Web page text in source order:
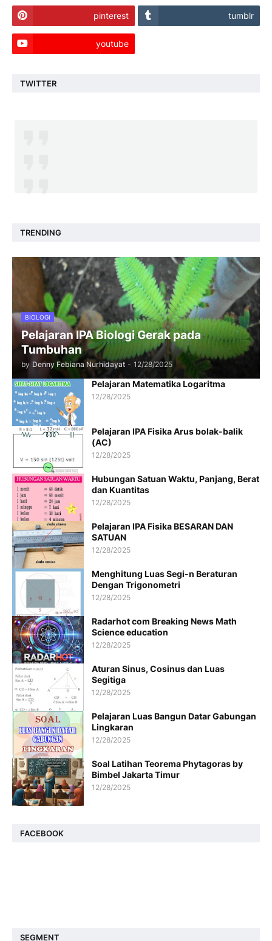
pinterest tumblr
youtube
TWITTER
TRENDING
BIOLOGI
Pelajaran IPA Biologi Gerak pada
Tumbuhan
by Denny Febiana Nurhidayat - 12/28/2025
Pelajaran Matematika Logaritma
12/28/2025
Pelajaran IPA Fisika Arus bolak-balik
(AC)
12/28/2025
Hubungan Satuan Waktu, Panjang, Berat
dan Kuantitas
12/28/2025
Pelajaran IPA Fisika BESARAN DAN
SATUAN
12/28/2025
Menghitung Luas Segi-n Beraturan
Dengan Trigonometri
12/28/2025
Radarhot com Breaking News Math
Science education
12/28/2025
Aturan Sinus, Cosinus dan Luas
Segitiga
12/28/2025
Pelajaran Luas Bangun Datar Gabungan
Lingkaran
12/28/2025
Soal Latihan Teorema Phytagoras by
Bimbel Jakarta Timur
12/28/2025
FACEBOOK
SEGMENT